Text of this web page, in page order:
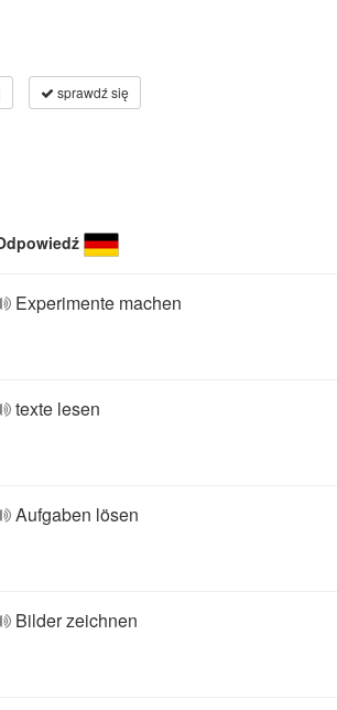
sprawdź się
Experimente machen
texte lesen
Aufgaben lösen
Bilder zeichnen